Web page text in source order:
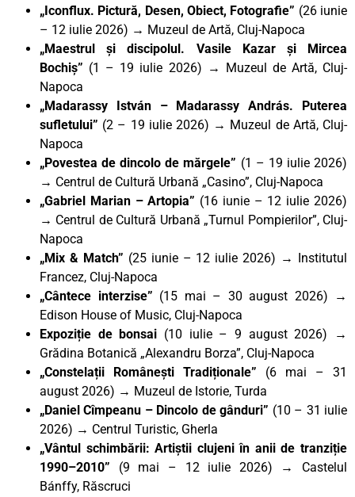
„Iconflux. Pictură, Desen, Obiect, Fotografie” (26 iunie
– 12 iulie 2026) → Muzeul de Artă, Cluj-Napoca
„Maestrul și discipolul. Vasile Kazar și Mircea
Bochiș” (1 – 19 iulie 2026) → Muzeul de Artă, Cluj-
Napoca
„Madarassy István – Madarassy András. Puterea
sufletului” (2 – 19 iulie 2026) → Muzeul de Artă, Cluj-
Napoca
„Povestea de dincolo de mărgele” (1 – 19 iulie 2026)
→ Centrul de Cultură Urbană „Casino”, Cluj-Napoca
„Gabriel Marian – Artopia” (16 iunie – 12 iulie 2026)
→ Centrul de Cultură Urbană „Turnul Pompierilor”, Cluj-
Napoca
„Mix & Match” (25 iunie – 12 iulie 2026) → Institutul
Francez, Cluj-Napoca
„Cântece interzise” (15 mai – 30 august 2026) →
Edison House of Music, Cluj-Napoca
Expoziție de bonsai (10 iulie – 9 august 2026) →
Grădina Botanică „Alexandru Borza”, Cluj-Napoca
„Constelații Românești Tradiționale” (6 mai – 31
august 2026) → Muzeul de Istorie, Turda
„Daniel Cîmpeanu – Dincolo de gânduri” (10 – 31 iulie
2026) → Centrul Turistic, Gherla
„Vântul schimbării: Artiștii clujeni în anii de tranziție
1990–2010” (9 mai – 12 iulie 2026) → Castelul
Bánffy, Răscruci